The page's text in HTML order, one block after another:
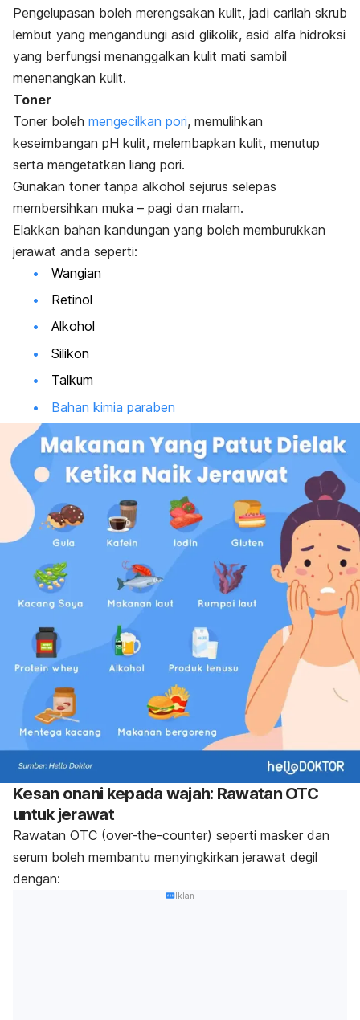
Pengelupasan boleh merengsakan kulit, jadi carilah skrub
lembut yang mengandungi asid glikolik, asid alfa hidroksi
yang berfungsi menanggalkan kulit mati sambil
menenangkan kulit.
Toner
Toner boleh mengecilkan pori, memulihkan
keseimbangan pH kulit, melembapkan kulit, menutup
serta mengetatkan liang pori.
Gunakan toner tanpa alkohol sejurus selepas
membersihkan muka – pagi dan malam.
Elakkan bahan kandungan yang boleh memburukkan
jerawat anda seperti:
Wangian
Retinol
Alkohol
Silikon
Talkum
Bahan kimia paraben
Kesan onani kepada wajah: Rawatan OTC
untuk jerawat
Rawatan OTC (over-the-counter) seperti masker dan
serum boleh membantu menyingkirkan jerawat degil
dengan:
Iklan